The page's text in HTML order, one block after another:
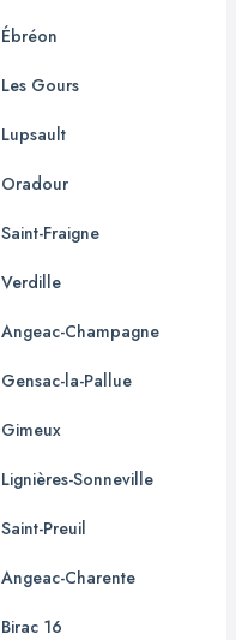
Ébréon
Les Gours
Lupsault
Oradour
Saint-Fraigne
Verdille
Angeac-Champagne
Gensac-la-Pallue
Gimeux
Lignières-Sonneville
Saint-Preuil
Angeac-Charente
Birac 16